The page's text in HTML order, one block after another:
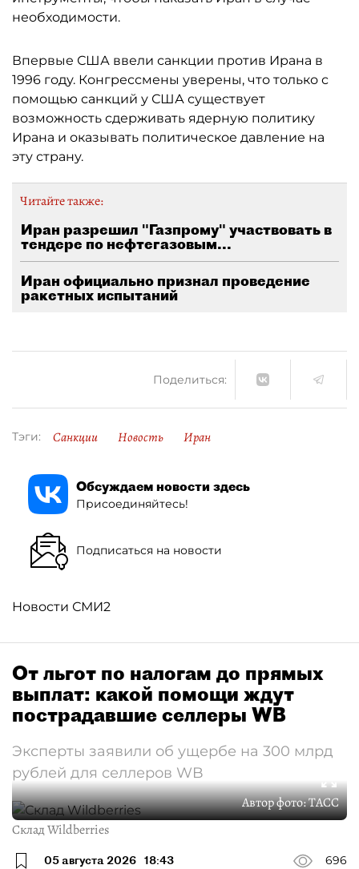
необходимости.
Впервые США ввели санкции против Ирана в
1996 году. Конгрессмены уверены, что только с
помощью санкций у США существует
возможность сдерживать ядерную политику
Ирана и оказывать политическое давление на
эту страну.
Читайте также:
Иран разрешил "Газпрому" участвовать в
тендере по нефтегазовым...
Иран официально признал проведение
ракетных испытаний
Поделиться:
Тэги: Санкции Новость Иран
Обсуждаем новости здесь
Присоединяйтесь!
Подписаться на новости
Новости СМИ2
От льгот по налогам до прямых
выплат: какой помощи ждут
пострадавшие селлеры WB
Эксперты заявили об ущербе на 300 млрд
рублей для селлеров WB
Автор фото:ТАСС
Склад Wildberries
05 августа 2026 18:43
696